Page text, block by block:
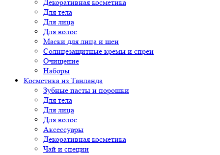
Декоративная косметика
Для тела
Для лица
Для волос
Маски для лица и шеи
Солнцезащитные кремы и спреи
Очищение
Наборы
Косметика из Таиланда
Зубные пасты и порошки
Для тела
Для лица
Для волос
Аксессуары
Декоративная косметика
Чай и специи